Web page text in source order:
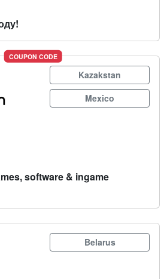
COUPON CODE
Kazakstan
Mexico
software & ingame
Belarus